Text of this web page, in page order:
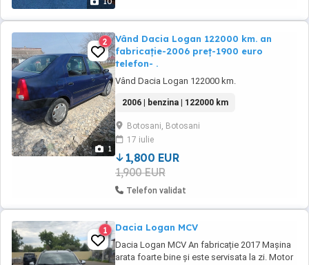
1
2
Vând Dacia Logan 122000 km. an
fabricație-2006 preț-1900 euro
telefon- .
Vând Dacia Logan 122000 km.
2006 | benzina | 122000 km
Botosani, Botosani
17 iulie
1,800 EUR
1,900 EUR
Telefon validat
1 Dacia Logan MCV
Dacia Logan MCV An fabricație 2017 Mașina
arata foarte bine și este servisata la zi. Motor